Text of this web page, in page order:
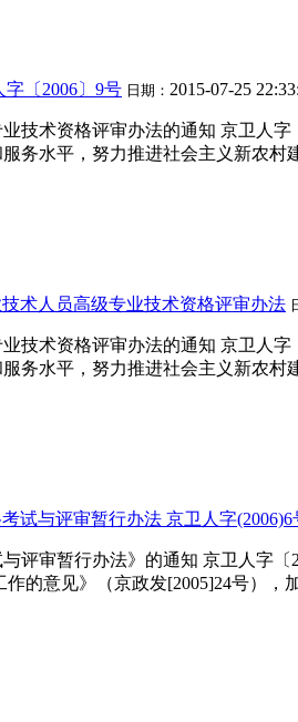
〔2006〕9号 日期： 2015-07-25
技术资格评审办法的通知 京卫人
务水平，努力推进社会主义新农村
术人员高级专业技术资格评审办法
技术资格评审办法的通知 京卫人
务水平，努力推进社会主义新农村
试与评审暂行办法 京卫人字(2006)6
评审暂行办法》的通知 京卫人字
的意见》（京政发[2005]24号），